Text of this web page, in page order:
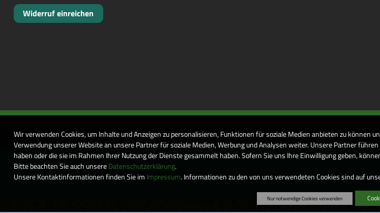
Widerruf einreichen
Wir verwenden Cookies, um Inhalte und Anzeigen zu personalisieren, Funktionen für soziale Medien anbieten zu
Verwendung unserer Website an unsere Partner für soziale Medien, Werbung und Analysen weiter. Unsere Partner
haben oder die sie im Rahmen Ihrer Nutzung der Dienste gesammelt haben. Sofern Sie uns Ihre Einwilligung geben,
Bitte beachten Sie auch unsereDatenschutzerklärung.
Unsere Kontaktinformationen finden Sie im Impressum. Informationen zu den von uns verwendeten Cookies sind auf
Nur notwendige Cookies verwenden